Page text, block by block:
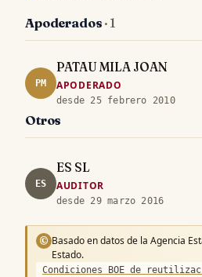
Apoderados · 1
PM
PATAU MILA JOAN
APODERADO
desde 25 febrero 2010
Otros
ES
ES SL
AUDITOR
desde 29 marzo 2016
© Basado en datos de la Agencia
Estado.
Condiciones BOE de